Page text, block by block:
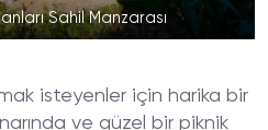
Sahil Manzarası
isteyenler için harika bir
ve güzel bir piknik